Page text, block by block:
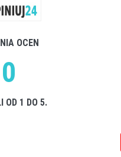
OCEN
0
OD 1 DO 5.